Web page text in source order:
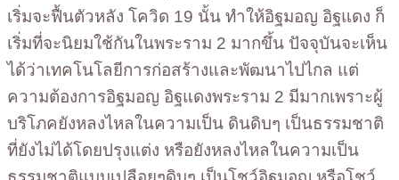
เริ่มจะฟื้นตัวหลัง โควิด 19 นั้น ทำให้อิฐมอญ อิฐแดง ก็
เริ่มที่จะนิยมใช้กันในพระราม 2 มากขึ้น ปัจจุบันจะเห็น
ได้ว่าเทคโนโลยีการก่อสร้างและพัฒนาไปไกล แต่
ความต้องการอิฐมอญ อิฐแดงพระราม 2 มีมากเพราะผู้
บริโภคยังหลงไหลในความเป็น ดินดิบๆ เป็นธรรมชาติ
ที่ยังไม่ได้โดยปรุงแต่ง หรือยังหลงไหลในความเป็น